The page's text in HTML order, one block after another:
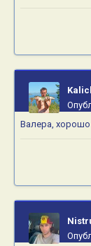
Валера, хорошо